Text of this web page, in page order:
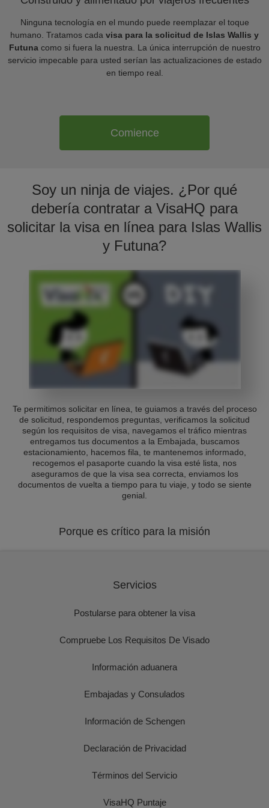
Ninguna tecnología en el mundo puede reemplazar el toque
humano. Tratamos cada visa para la solicitud de Islas Wallis y
Futunacomo si fuera la nuestra. La única interrupción de nuestro
servicio impecable para usted serían las actualizaciones de estado
en tiempo real.
Comience
Soy un ninja de viajes. ¿Por qué
debería contratar a VisaHQ para
solicitar la visa en línea para Islas Wallis
y Futuna?
Te permitimos solicitar en línea, te guiamos a través del proceso
de solicitud, respondemos preguntas, verificamos la solicitud
según los requisitos de visa, navegamos el tráfico mientras
entregamos tus documentos a la Embajada, buscamos
estacionamiento, hacemos fila, te mantenemos informado,
recogemos el pasaporte cuando la visa esté lista, nos
aseguramos de que la visa sea correcta, enviamos los
documentos de vuelta a tiempo para tu viaje, y todo se siente
genial.
Porque es crítico para la misión
Servicios
Postularse para obtener la visa
Compruebe Los Requisitos De Visado
Información aduanera
Embajadas y Consulados
Información de Schengen
Declaración de Privacidad
Términos del Servicio
VisaHQ Puntaje